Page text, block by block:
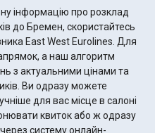
інформацію про розклад
до Бремен, скористайтесь
East West Eurolines. Для
а наш алгоритм
з актуальними цінами та
для вас місце в салоні
квиток або ж одразу
систему онлайн-